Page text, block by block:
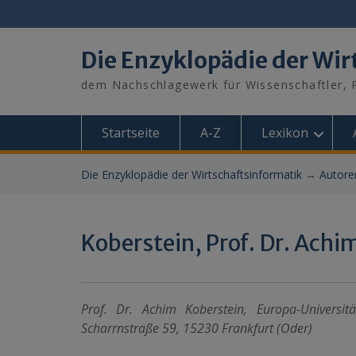
to
Die Enzyklopädie der
dem Nachschlagewerk für Wissenschaftler,
Startseite A-Z Lexikon
Die Enzyklopädie der Wirtschaftsinformatik →
Koberstein, Prof. Dr.
Prof. Dr. Achim Koberstein, Europa-
Scharrnstraße 59, 15230 Frankfurt (Oder)